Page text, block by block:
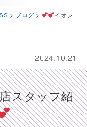
> ブログ >
イオン
2024.10.21
スタッフ紹